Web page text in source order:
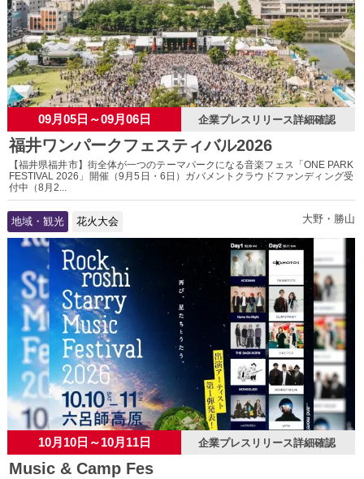
09月05日～09月06日 企業プレスリリース詳細確認
福井ワンパークフェスティバル2026
【福井県福井市】街全体が一つのテーマパークになる音楽フェス「ONE PARK
FESTIVAL 2026」開催（9月5日・6日）ガバメントクラウドファンディング受
付中（8月2...
地域・観光 花火大会 大野・勝山
10月10日～10月11日 企業プレスリリース詳細確認
Music & Camp Fes